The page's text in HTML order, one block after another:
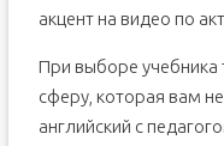
акцент на видео по
При выборе учебника
сферу, которая вам
английский с